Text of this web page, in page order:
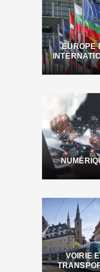
EUROPE
VOIRIE